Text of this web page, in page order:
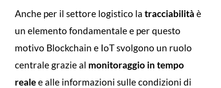
Anche per il settore logistico la tracciabilità è
un elemento fondamentale e per questo
motivo Blockchain e IoT svolgono un ruolo
centrale grazie al monitoraggio in tempo
realee alle informazioni sulle condizioni di